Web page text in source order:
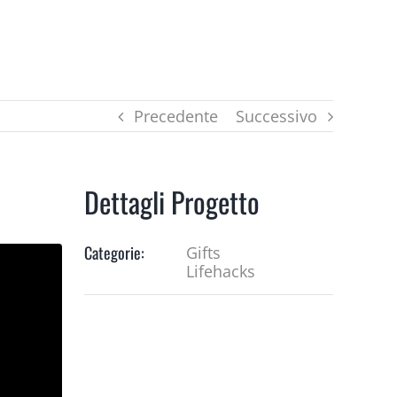
Precedente Successivo
Dettagli Progetto
Categorie:
Gifts
Lifehacks